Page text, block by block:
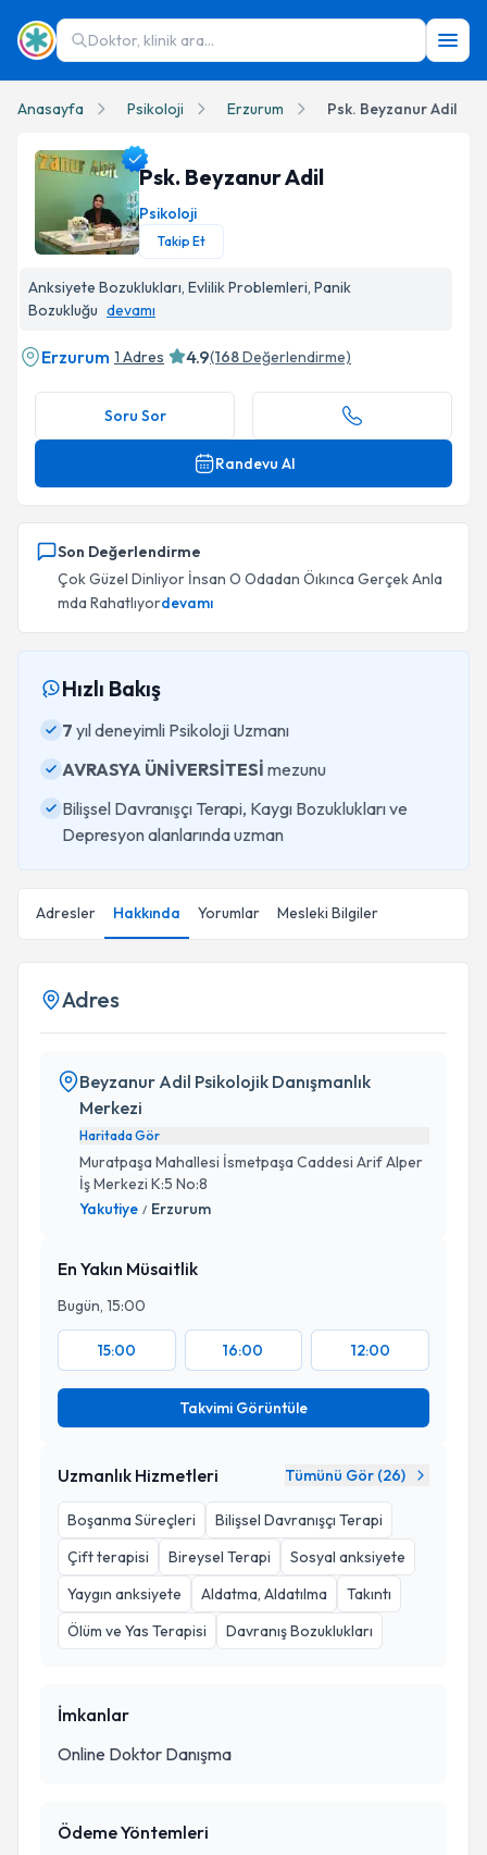
Doktor, klinik ara...
Anasayfa Psikoloji Erzurum Psk. Beyzanur Adil
Psk. Beyzanur Adil
Psikoloji
Takip Et
Anksiyete Bozuklukları, Evlilik Problemleri, Panik
Bozukluğu devamı
Erzurum 1 Adres 4.9(168Değerlendirme)
Soru Sor
Randevu Al
Son Değerlendirme
Çok Güzel Dinliyor İnsan O Odadan Öıkınca Gerçek Anla
mda Rahatlıyordevamı
Hızlı Bakış
7 yıl deneyimli Psikoloji Uzmanı
AVRASYA ÜNİVERSİTESİ mezunu
Bilişsel Davranışçı Terapi, Kaygı Bozuklukları ve
Depresyon alanlarında uzman
Adresler Hakkında Yorumlar Mesleki Bilgiler
Adres
Beyzanur Adil Psikolojik Danışmanlık
Merkezi
Haritada Gör
Muratpaşa Mahallesi İsmetpaşa Caddesi Arif Alper
İş Merkezi K:5 No:8
Yakutiye / Erzurum
En Yakın Müsaitlik
Bugün, 15:00
15:00 16:00 12:00
Takvimi Görüntüle
Uzmanlık Hizmetleri Tümünü Gör (26)
Boşanma Süreçleri
Bilişsel Davranışçı Terapi
Çift terapisi
Bireysel Terapi
Sosyal anksiyete
Yaygın anksiyete
Aldatma, Aldatılma
Takıntı
Ölüm ve Yas Terapisi
Davranış Bozuklukları
İmkanlar
Online Doktor Danışma
Ödeme Yöntemleri